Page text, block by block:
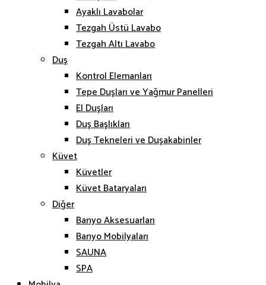
Ayaklı Lavabolar
Tezgah Üstü Lavabo
Tezgah Altı Lavabo
Duş
Kontrol Elemanları
Tepe Duşları ve Yağmur Panelleri
El Duşları
Duş Başlıkları
Duş Tekneleri ve Duşakabinler
Küvet
Küvetler
Küvet Bataryaları
Diğer
Banyo Aksesuarları
Banyo Mobilyaları
SAUNA
SPA